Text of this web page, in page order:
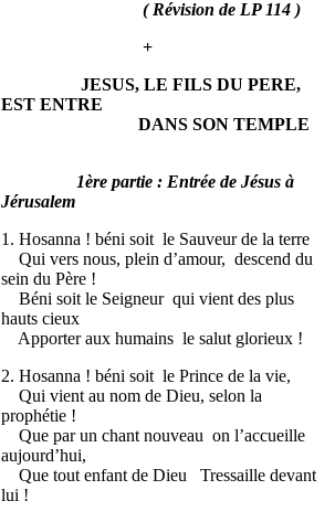
( Révision de LP 114 )
+
JESUS, LE FILS DU PERE,
EST ENTRE
DANS SON TEMPLE
1ère partie : Entrée de Jésus à
Jérusalem
1. Hosanna ! béni soit le Sauveur de la terre
Qui vers nous, plein d’amour, descend du
sein du Père !
Béni soit le Seigneur qui vient des plus
hauts cieux
Apporter aux humains le salut glorieux !
2. Hosanna ! béni soit le Prince de la vie,
Qui vient au nom de Dieu, selon la
prophétie !
Que par un chant nouveau on l’accueille
aujourd’hui,
Que tout enfant de Dieu Tressaille devant
lui !